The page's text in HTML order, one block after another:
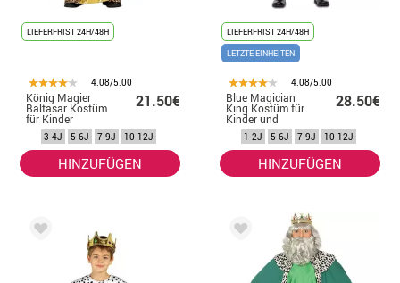
LIEFERFRIST 24H/48H
4.08/5.00
König Magier
Baltasar Kostüm
für Kinder
21.50€
3-4J 5-6J 7-9J 10-12J
HINZUFÜGEN
LIEFERFRIST 24H/48H
LETZTE EINHEITEN
4.08/5.00
Blue Magician
King Kostüm für
Kinder und
Babys
28.50€
1-2J 5-6J 7-9J 10-12J
HINZUFÜGEN